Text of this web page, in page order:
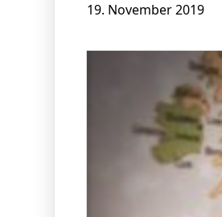
19. November 2019